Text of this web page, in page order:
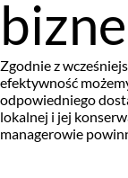
Zgodnie z
efektywność
odpowiedniego
lokalnej i jej
managerowie